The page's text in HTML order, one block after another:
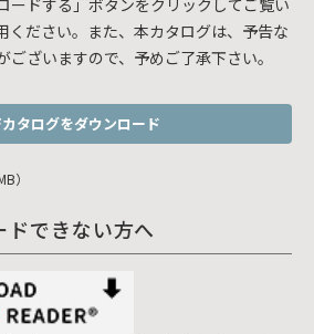
ください。また、本カタログは、予告な
ございますので、予めご了承下さい。
タログをダウンロード
）
できない方へ